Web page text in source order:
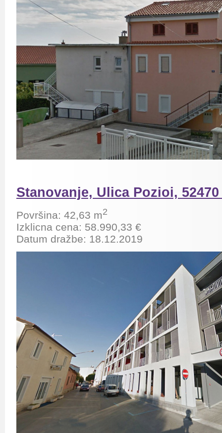
Stanovanje, Ulica Pozioi,
Površina: 42,63 m2
Izklicna cena: 58.990,33 €
Datum dražbe: 18.12.2019